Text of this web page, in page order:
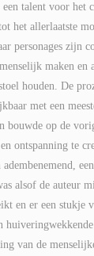
talent voor het
het allerlaatste
personages zijn
maken en
houden. De
met een
bouwde op de
ontspanning te
alsof de auteur
en er een stukje
van de